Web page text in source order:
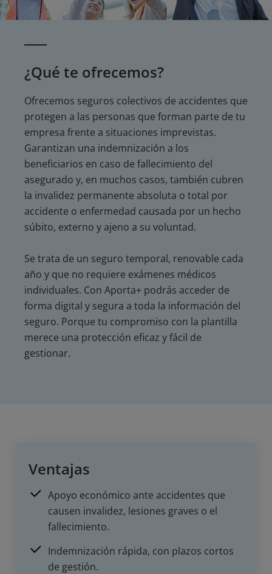
¿Qué te ofrecemos?
Ofrecemos seguros colectivos de accidentes que
protegen a las personas que forman parte de tu
empresa frente a situaciones imprevistas.
Garantizan una indemnización a los
beneficiarios en caso de fallecimiento del
asegurado y, en muchos casos, también cubren
la invalidez permanente absoluta o total por
accidente o enfermedad causada por un hecho
súbito, externo y ajeno a su voluntad.
Se trata de un seguro temporal, renovable cada
año y que no requiere exámenes médicos
individuales. Con Aporta+ podrás acceder de
forma digital y segura a toda la información del
seguro. Porque tu compromiso con la plantilla
merece una protección eficaz y fácil de
gestionar.
Ventajas
Apoyo económico ante accidentes que
causen invalidez, lesiones graves o el
fallecimiento.
Indemnización rápida, con plazos cortos
de gestión.